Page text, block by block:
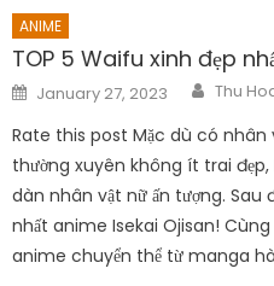
ANIME
TOP 5 Waifu xinh đẹp
Posted
on
January 27, 2023 Author
Thu
Rate this post Mặc dù có
thường xuyên không ít trai
dàn nhân vật nữ ấn tượng. Sau
nhất anime Isekai Ojisan!
anime chuyển thể từ manga